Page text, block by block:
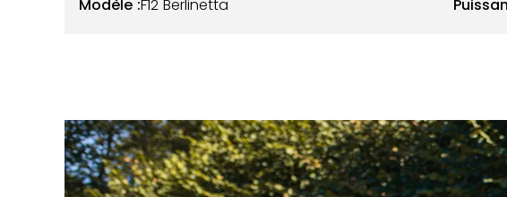
bénéficié de l’expertise du Centre Ferrari Gauduel Lyon pour
factures associées. Elle possède un film de protection posé
avant.
Modèle :F12 Berlinetta